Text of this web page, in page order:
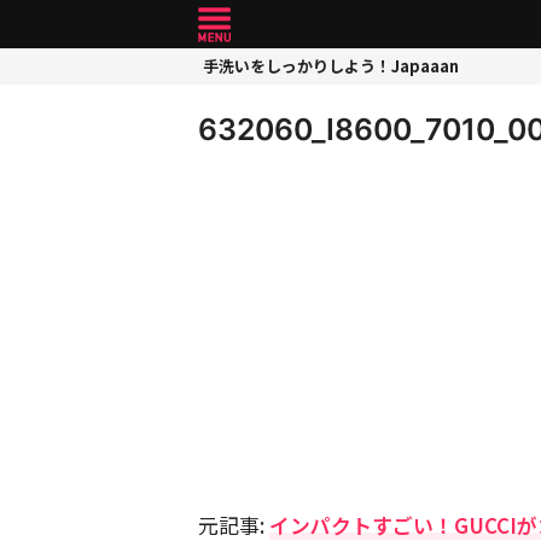
手洗いをしっかりしよう！Japaaan
元記事: インパクトすごい！GUCCI